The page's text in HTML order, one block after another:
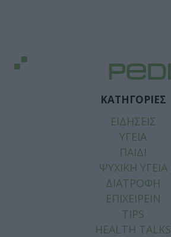
ΚΑΤΗΓΟΡΙΕΣ
ΕΙΔΗΣΕΙΣ
ΥΓΕΙΑ
ΠΑΙΔΙ
ΨΥΧΙΚΗ ΥΓΕΙΑ
ΔΙΑΤΡΟΦΗ
ΕΠΙΧΕΙΡΕΙΝ
TIPS
HEALTH TALKS